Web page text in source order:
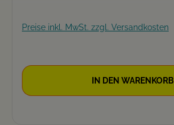
Preise inkl. MwSt. zzgl. Versandkosten
IN DEN WARENKORB